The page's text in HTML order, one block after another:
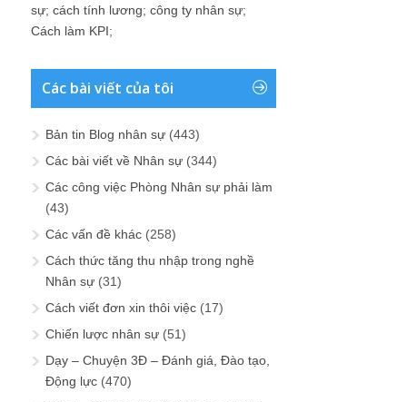
sự; cách tính lương; công ty nhân sự;
Cách làm KPI;
Các bài viết của tôi
Bản tin Blog nhân sự (443)
Các bài viết về Nhân sự (344)
Các công việc Phòng Nhân sự phải làm
(43)
Các vấn đề khác (258)
Cách thức tăng thu nhập trong nghề
Nhân sự (31)
Cách viết đơn xin thôi việc (17)
Chiến lược nhân sự (51)
Dạy – Chuyện 3Đ – Đánh giá, Đào tạo,
Động lực (470)